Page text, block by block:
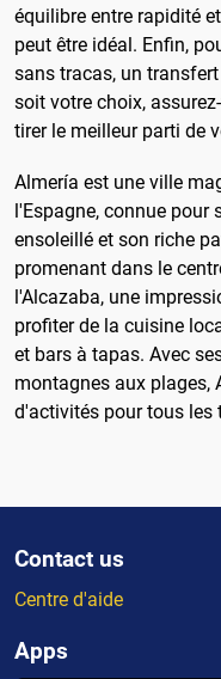
équilibre entre rapidité
peut être idéal. Enfin,
sans tracas, un
soit votre choix,
tirer le meilleur parti de
Almería est une ville
l'Espagne, connue pour
ensoleillé et son riche
promenant dans le
l'Alcazaba, une
profiter de la cuisine
et bars à tapas. Avec
montagnes aux plages,
d'activités pour tous les
Contact us
Centre d'aide
Apps